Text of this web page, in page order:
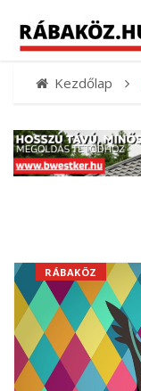
Kezdőlap
RÁBAKÖZ